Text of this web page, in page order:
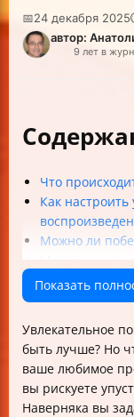
📅24 декабря 2025
автор:
9 лет в
Что
Как
Можно ли
аудиокниг
FAQ: Часто
Показать
Увлекательное
быть лучше? Но
ваше любимое
вы рискуете
Наверняка вы